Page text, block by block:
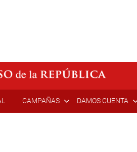
CAMPAÑAS DAMOS CUENTA